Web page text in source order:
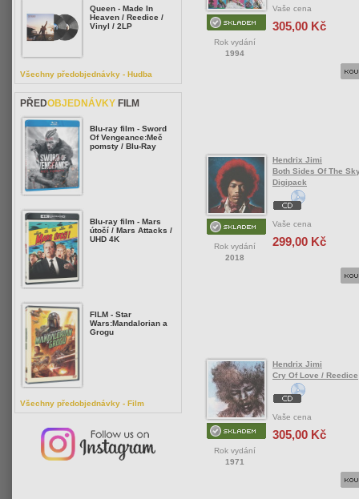
Rok vydání
1994
Vaše cena
305,00 Kč
Rok vydání
2018
Hendrix Jimi
Both Sides Of The
Digipack
Vaše cena
299,00 Kč
Rok vydání
1971
Hendrix Jimi
Cry Of Love / Reedice
Vaše cena
305,00 Kč
Queen - Made In
Heaven / Reedice /
Vinyl / 2LP
Všechny předobjednávky - Hudba
PŘEDOBJEDNÁVKY FILM
Blu-ray film - Sword
Of Vengeance:Meč
pomsty / Blu-Ray
Blu-ray film - Mars
útočí / Mars Attacks /
UHD 4K
FILM - Star
Wars:Mandalorian a
Grogu
Všechny předobjednávky - Film